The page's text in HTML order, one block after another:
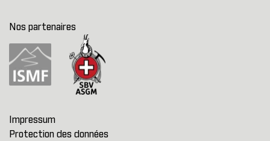
Nos partenaires
Impressum
Protection des données